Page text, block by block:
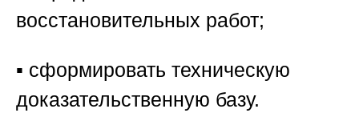
восстановительных работ;
▪️ сформировать техническую
доказательственную базу.